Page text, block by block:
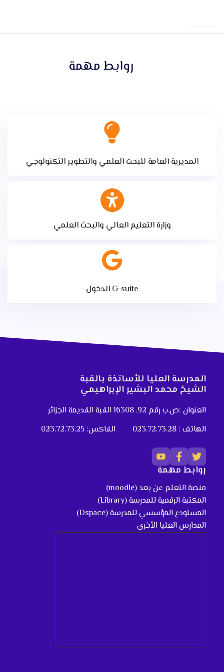
روابط مهمة
المديرية العامة للبحث العلمي والتطوير التكنولوجي
وزارة التعليم العالي والبحث العلمي
الدخول G-suite
المدرسة العليا للأساتذة بالقبة
الشيخ محمد البشير الإبراهيمي
العنوان :ص.ب رقم 92. 16308 القبة القديمة الجزائر
الهاتف : 023.72.73.28
الفاكس: 023.72.73.25
روابط مهمة
منصة التعلم عن بعد (moodle)
المكتبة الرقمية للمدرسة (Library)
المستودع المؤسسي للمدرسة (Dspace)
المدارس العليا الأخرى